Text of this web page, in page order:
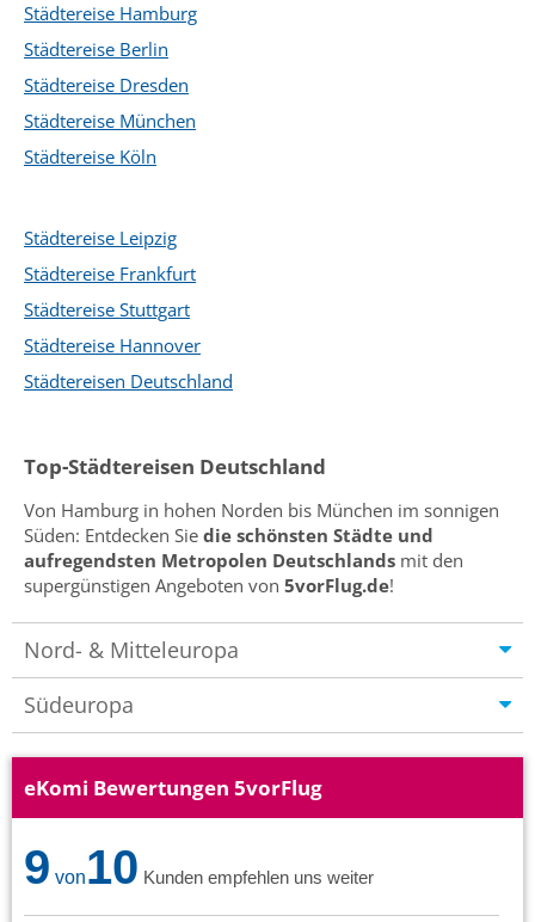
Städtereise Hamburg
Städtereise Berlin
Städtereise Dresden
Städtereise München
Städtereise Köln
Städtereise Leipzig
Städtereise Frankfurt
Städtereise Stuttgart
Städtereise Hannover
Städtereisen Deutschland
Top-Städtereisen Deutschland
Von Hamburg in hohen Norden bis München im sonnigen
Süden: Entdecken Sie die schönsten Städte und
aufregendsten Metropolen Deutschlands mit den
supergünstigen Angeboten von 5vorFlug.de!
Nord- & Mitteleuropa
Südeuropa
eKomi Bewertungen 5vorFlug
9 von10 Kunden empfehlen uns weiter